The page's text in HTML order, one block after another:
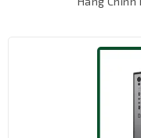
doanh nghiệp.
mọi tác vụ văn
web đa nhiệm hay
Photoshop,